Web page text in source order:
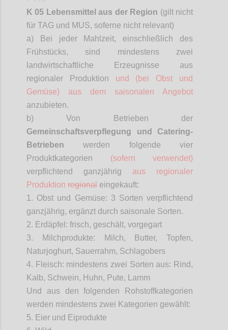
K 05 Lebensmittel aus der Region (gilt nicht
für TAG und MUS, soferne nicht relevant)
a) Bei jeder Mahlzeit, einschließlich des
Frühstücks, sind mindestens zwei
landwirtschaftliche Erzeugnisse aus
regionaler Produktion und (bei Obst und
Gemüse) aus dem saisonalen Angebot
anzubieten.
b) Von Betrieben der
Gemeinschaftsverpflegung und Catering-
Betrieben werden folgende vier
Produktkategorien (sofern verwendet)
verpflichtend ganzjährig aus regionaler
Produktion regional eingekauft:
1. Obst und Gemüse: 3 Sorten verpflichtend
ganzjährig, ergänzt durch saisonale Sorten.
2. Erdäpfel: frisch, geschält, vorgegart
3. Milchprodukte: Milch, Butter, Topfen,
Naturjoghurt, Sauerrahm, Schlagobers
4. Fleisch: mindestens zwei Sorten aus: Rind,
Kalb, Schwein, Huhn, Pute, Lamm
Und aus den folgenden Rohstoffkategorien
werden mindestens zwei Kategorien gewählt:
5. Eier und Eiprodukte